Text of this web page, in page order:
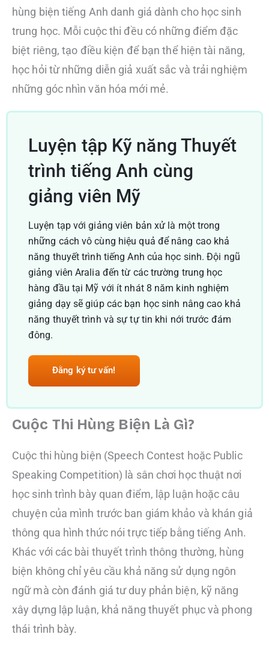
hùng biện tiếng Anh danh giá dành cho học sinh
trung học. Mỗi cuộc thi đều có những điểm đặc
biệt riêng, tạo điều kiện để bạn thể hiện tài năng,
học hỏi từ những diễn giả xuất sắc và trải nghiệm
những góc nhìn văn hóa mới mẻ.
Luyện tập Kỹ năng Thuyết
trình tiếng Anh cùng
giảng viên Mỹ
Luyện tạp với giảng viên bản xử là một trong
những cách vô cùng hiệu quả để nâng cao khả
năng thuyết trình tiếng Anh của học sinh. Đội ngũ
giảng viên Aralia đến từ các trường trung học
hàng đầu tại Mỹ với ít nhát 8 năm kinh nghiệm
giảng dạy sẽ giúp các bạn học sinh nâng cao khả
năng thuyết trình và sự tự tin khi nới trước đám
đông.
Đằng ký tư vấn!
Cuộc Thi Hùng Biện Là Gì?
Cuộc thi hùng biện (Speech Contest hoặc Public
Speaking Competition) là sân chơi học thuật nơi
học sinh trình bày quan điểm, lập luận hoặc câu
chuyện của mình trước ban giám khảo và khán giả
thông qua hình thức nói trực tiếp bằng tiếng Anh.
Khác với các bài thuyết trình thông thường, hùng
biện không chỉ yêu cầu khả năng sử dụng ngôn
ngữ mà còn đánh giá tư duy phản biện, kỹ năng
xây dựng lập luận, khả năng thuyết phục và phong
thái trình bày.